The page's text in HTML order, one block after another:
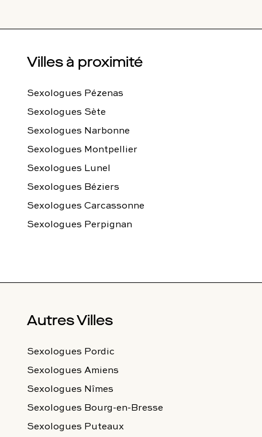
Villes à proximité
Sexologues Pézenas
Sexologues Sète
Sexologues Narbonne
Sexologues Montpellier
Sexologues Lunel
Sexologues Béziers
Sexologues Carcassonne
Sexologues Perpignan
Autres Villes
Sexologues Pordic
Sexologues Amiens
Sexologues Nîmes
Sexologues Bourg-en-Bresse
Sexologues Puteaux